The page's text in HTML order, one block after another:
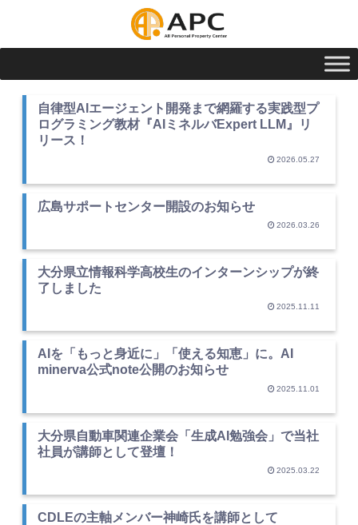
自律型AIエージェント開発まで網羅する実践型プ
ログラミング教材『AIミネルバExpert LLM』リ
リース！
2026.05.27
広島サポートセンター開設のお知らせ
2026.03.26
大分県立情報科学高校生のインターンシップが終
了しました
2025.11.11
AIを「もっと身近に」「使える知恵」に。AI
minerva公式note公開のお知らせ
2025.11.01
大分県自動車関連企業会「生成AI勉強会」で当社
社員が講師として登壇！
2025.03.22
CDLEの主軸メンバー神崎氏を講師として